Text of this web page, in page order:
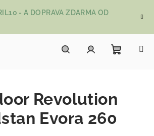
- A DOPRAVA ZDARMA OD
Revolution
Evora 260